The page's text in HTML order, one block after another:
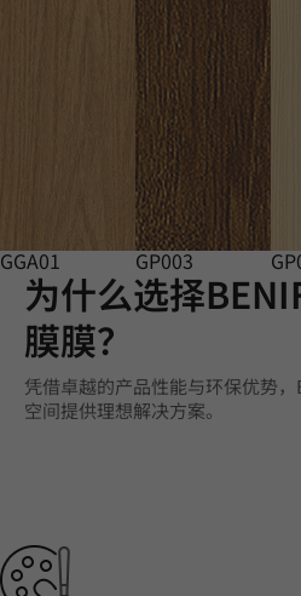
GGA01 GP003
为什么选择
膜膜？
凭借卓越的产品性能与环保优势
空间提供理想解决方案。